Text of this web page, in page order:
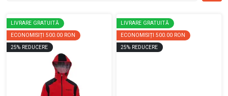
LIVRARE GRATUITĂ
ECONOMISIȚI 500.00 RON
25% REDUCERE
LIVRARE GRATUITĂ
ECONOMISIȚI 500.00 RON
25% REDUCERE